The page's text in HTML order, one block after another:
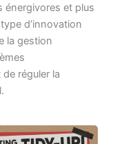
énergivores et plus
d’innovation
la gestion
réguler la